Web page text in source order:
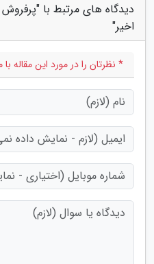
دیدگاه های مرتبط با
اخیر"
* نظرتان را در مورد این مقاله با